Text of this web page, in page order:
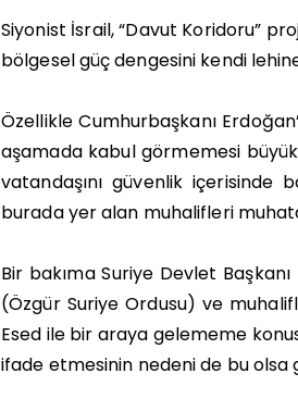
Siyonist İsrail, “Davut Koridoru”
bölgesel güç dengesini kendi
Özellikle Cumhurbaşkanı
aşamada kabul görmemesi
vatandaşını güvenlik içerisinde
burada yer alan muhalifleri
Bir bakıma Suriye Devlet
(Özgür Suriye Ordusu) ve
Esed ile bir araya gelememe
ifade etmesinin nedeni de bu olsa